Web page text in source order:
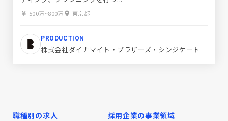
500万~800万 東京都
PRODUCTION
株式会社ダイナマイト・ブラザーズ・シンジケート
職種別の求人
採用企業の事業領域